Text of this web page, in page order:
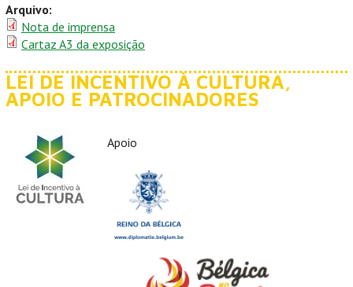
Arquivo:
Nota de imprensa
Cartaz A3 da exposição
LEI DE INCENTIVO À CULTURA,
APOIO E PATROCINADORES
Apoio